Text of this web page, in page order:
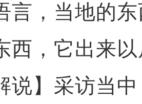
言，当地的
西，它出来以
】采访当中